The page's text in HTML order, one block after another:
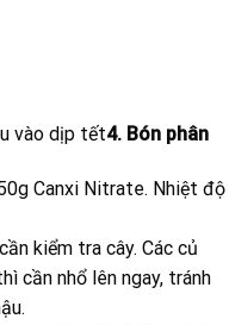
vào dịp tết4. Bón phân
Canxi Nitrate. Nhiệt độ
kiểm tra cây. Các củ
cần nhổ lên ngay, tránh